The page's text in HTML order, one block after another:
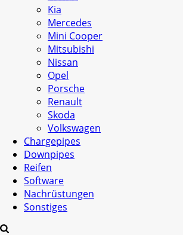
Kia
Mercedes
Mini Cooper
Mitsubishi
Nissan
Opel
Porsche
Renault
Skoda
Volkswagen
Chargepipes
Downpipes
Reifen
Software
Nachrüstungen
Sonstiges